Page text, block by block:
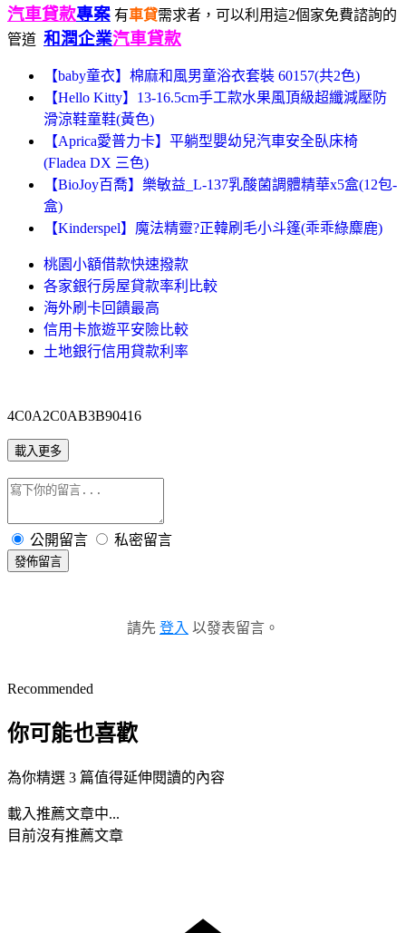
汽車貸款專案 有車貸需求者，可以利用這2個家免費諮詢的
管道 和潤企業汽車貸款
【baby童衣】棉麻和風男童浴衣套裝 60157(共2色)
【Hello Kitty】13-16.5cm手工款水果風頂級超纖減壓防
滑涼鞋童鞋(黃色)
【Aprica愛普力卡】平躺型嬰幼兒汽車安全臥床椅
(Fladea DX 三色)
【BioJoy百喬】樂敏益_L-137乳酸菌調體精華x5盒(12包-
盒)
【Kinderspel】魔法精靈?正韓刷毛小斗篷(乖乖綠麋鹿)
桃園小額借款快速撥款
各家銀行房屋貸款率利比較
海外刷卡回饋最高
信用卡旅遊平安險比較
土地銀行信用貸款利率
4C0A2C0AB3B90416
載入更多
公開留言 私密留言
發佈留言
請先 登入 以發表留言。
Recommended
你可能也喜歡
為你精選 3 篇值得延伸閱讀的內容
載入推薦文章中...
目前沒有推薦文章